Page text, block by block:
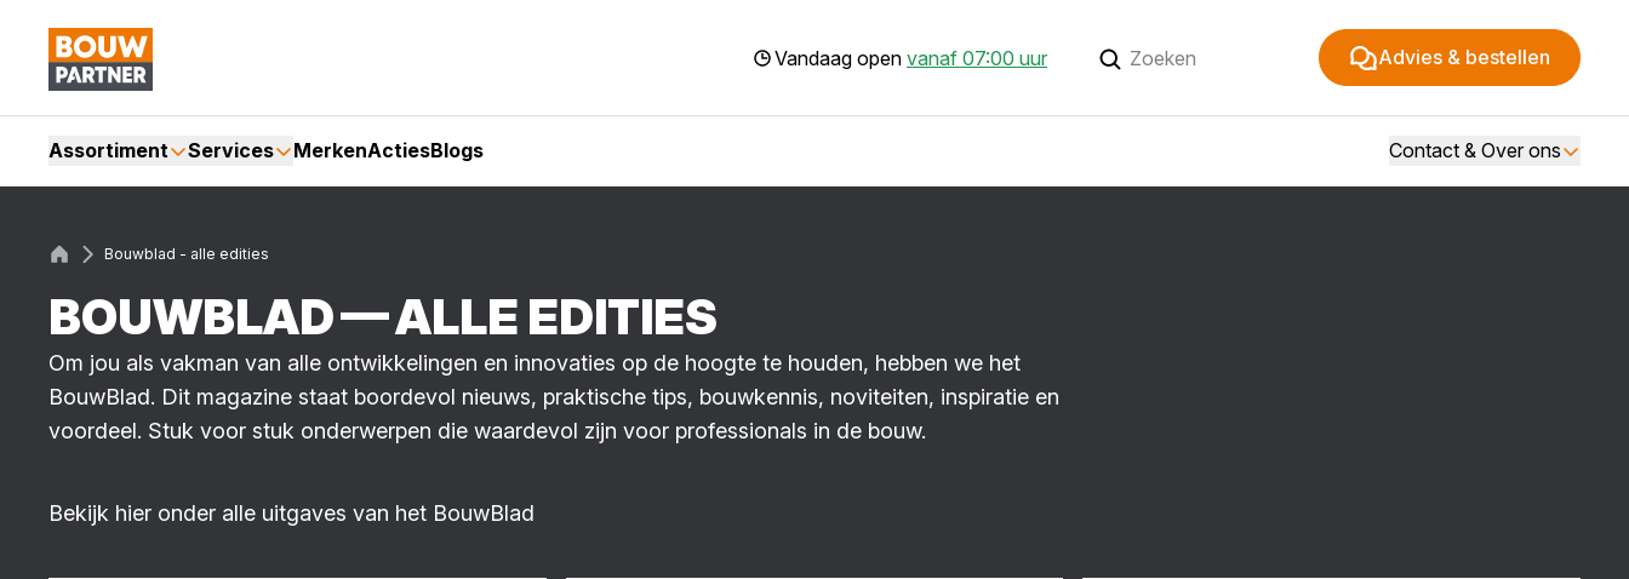
Vandaag open vanaf 07:00 uur Advies & bestellen
Assortiment Services MerkenActiesBlogs Contact & Over ons
Bouwblad - alle edities
BOUW­BLAD — ALLE EDI­TIES
Om jou als vakman van alle ontwikkelingen en innovaties op de hoogte te houden, hebben we het
BouwBlad. Dit magazine staat boordevol nieuws, praktische tips, bouwkennis, noviteiten, inspiratie en
voordeel. Stuk voor stuk onderwerpen die waardevol zijn voor professionals in de bouw.
Bekijk hier onder alle uitgaves van het BouwBlad